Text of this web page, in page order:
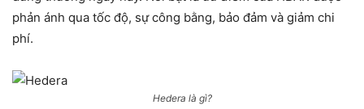
phản ánh qua tốc độ, sự công bằng, bảo đảm và giảm chi
phí.
Hedera là gì?